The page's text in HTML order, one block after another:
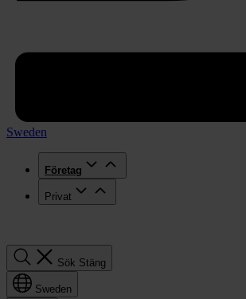
Sweden
Företag
Privat
Sök Stäng
Sweden